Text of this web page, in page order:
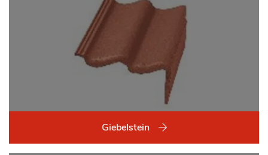
Giebelstein